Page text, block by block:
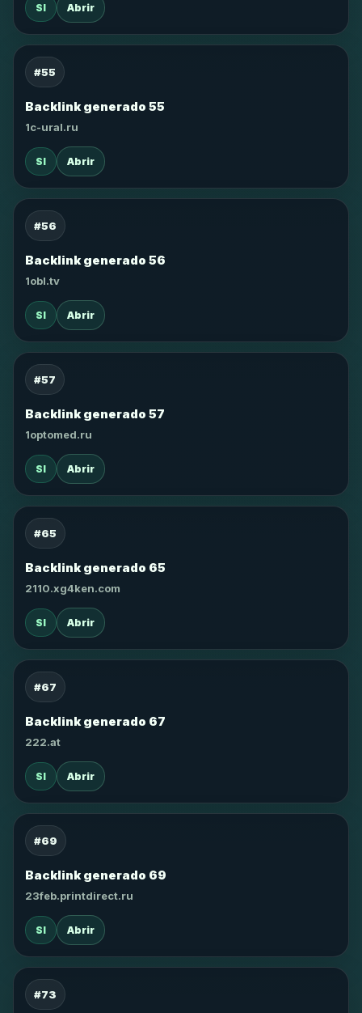
SI Abrir
#55
Backlink generado 55
1c-ural.ru
SI Abrir
#56
Backlink generado 56
1obl.tv
SI Abrir
#57
Backlink generado 57
1optomed.ru
SI Abrir
#65
Backlink generado 65
2110.xg4ken.com
SI Abrir
#67
Backlink generado 67
222.at
SI Abrir
#69
Backlink generado 69
23feb.printdirect.ru
SI Abrir
#73